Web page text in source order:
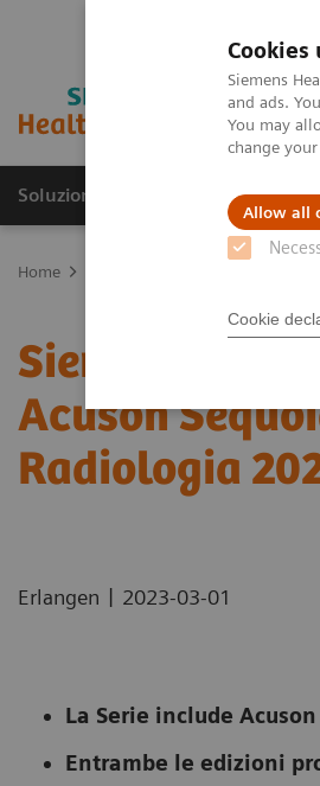
Cookies
Siemens
and ads.
You may
change
Allow all
Cookie
Soluzioni e servizi
Home
Siemens
Acuson
Radiologia
Erlangen | 2023-03-01
La Serie include
Entrambe le edizioni